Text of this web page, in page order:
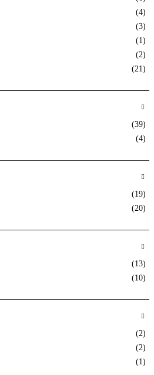
(4)
(3)
(1)
(2)
(21)
(39)
(4)
(19)
(20)
(13)
(10)
(2)
(2)
(1)